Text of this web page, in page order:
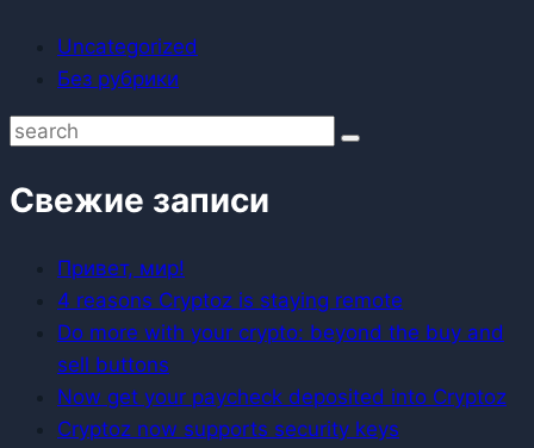
Uncategorized
Без рубрики
Search
Свежие записи
Привет, мир!
4 reasons Cryptoz is staying remote
Do more with your crypto: beyond the buy and
sell buttons
Now get your paycheck deposited into Cryptoz
Cryptoz now supports security keys